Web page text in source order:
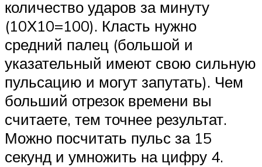
количество ударов за минуту
(10Х10=100). Класть нужно
средний палец (большой и
указательный имеют свою сильную
пульсацию и могут запутать). Чем
больший отрезок времени вы
считаете, тем точнее результат.
Можно посчитать пульс за 15
секунд и умножить на цифру 4.